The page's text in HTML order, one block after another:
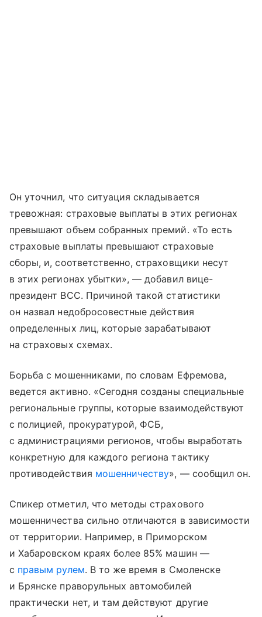
Он уточнил, что ситуация складывается
тревожная: страховые выплаты в этих регионах
превышают объем собранных премий. «То есть
страховые выплаты превышают страховые
сборы, и, соответственно, страховщики несут
в этих регионах убытки», — добавил вице-
президент ВСС. Причиной такой статистики
он назвал недобросовестные действия
определенных лиц, которые зарабатывают
на страховых схемах.
Борьба с мошенниками, по словам Ефремова,
ведется активно. «Сегодня созданы специальные
региональные группы, которые взаимодействуют
с полицией, прокуратурой, ФСБ,
с администрациями регионов, чтобы выработать
конкретную для каждого региона тактику
противодействия мошенничеству», — сообщил он.
Спикер отметил, что методы страхового
мошенничества сильно отличаются в зависимости
от территории. Например, в Приморском
и Хабаровском краях более 85% машин —
с правым рулем. В то же время в Смоленске
и Брянске праворульных автомобилей
практически нет, и там действуют другие